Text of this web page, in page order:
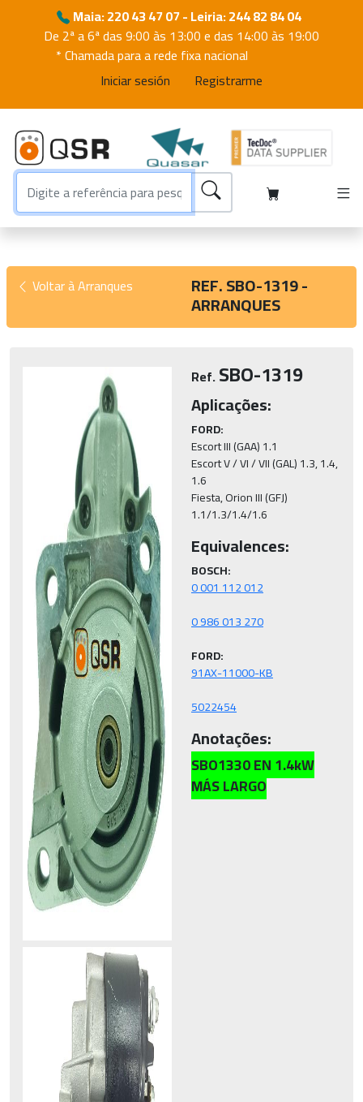
Maia: 220 43 47 07 - Leiria: 244 82 84 04
De 2ª a 6ª das 9:00 às 13:00 e das 14:00 às 19:00
* Chamada para a rede fixa nacional
Iniciar sesión
Registrarme
Voltar à Arranques REF. SBO-1319 -
ARRANQUES
Ref.SBO-1319
Aplicações:
FORD:
Escort III (GAA) 1.1
Escort V / VI / VII (GAL) 1.3, 1.4,
1.6
Fiesta, Orion III (GFJ)
Equivalences:
BOSCH:
FORD:
5022454
Anotações:
SBO1330 EN 1.4kW
MÁS LARGO